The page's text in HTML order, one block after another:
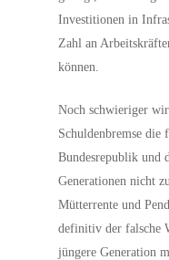
Investitionen in
Zahl an
können.
Noch schwieriger
Schuldenbremse
Bundesrepublik und
Generationen nicht
Mütterrente und
definitiv der falsche
jüngere Generation